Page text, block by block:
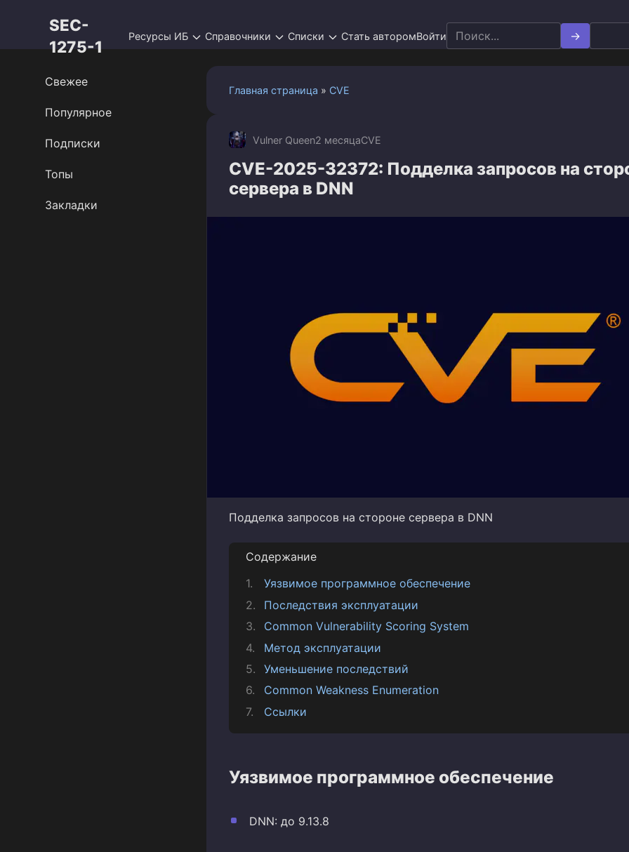
SEC-
1275-1
Ресурсы ИБ Справочники Списки Стать авторомВойти Search
for:
Главная страница » CVE
Vulner Queen2 месяцаCVE
CVE-2025-32372: Подделка запросов на
сервера в DNN
Подделка запросов на стороне сервера в DNN
Содержание
Уязвимое программное обеспечение
Последствия эксплуатации
Common Vulnerability Scoring System
Метод эксплуатации
Уменьшение последствий
Common Weakness Enumeration
Ссылки
Уязвимое программное обеспечение
DNN: до 9.13.8
Свежее
Популярное
Подписки
Топы
Закладки